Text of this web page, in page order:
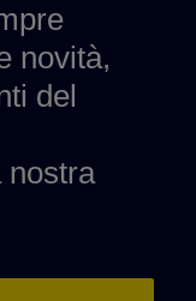
novità,
del
nostra